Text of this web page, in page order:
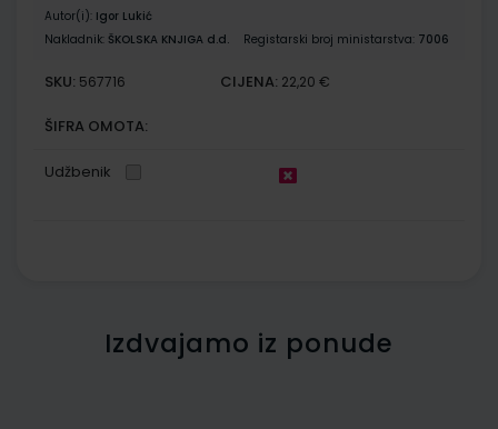
Autor(i): Igor Lukić
Nakladnik: ŠKOLSKA KNJIGA d.d. Registarski broj ministarstva: 7006
SKU: 567716 CIJENA: 22,20 €
ŠIFRA OMOTA:
Udžbenik
Izdvajamo iz ponude